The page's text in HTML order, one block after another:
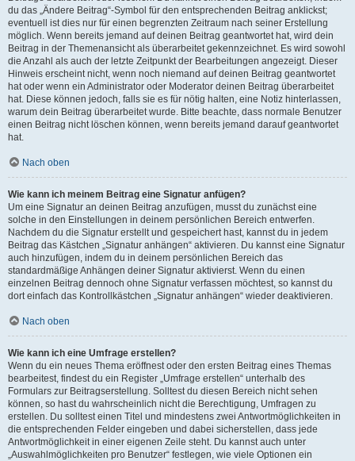
du das „Ändere Beitrag“-Symbol für den entsprechenden Beitrag anklickst;
eventuell ist dies nur für einen begrenzten Zeitraum nach seiner Erstellung
möglich. Wenn bereits jemand auf deinen Beitrag geantwortet hat, wird dein
Beitrag in der Themenansicht als überarbeitet gekennzeichnet. Es wird sowohl
die Anzahl als auch der letzte Zeitpunkt der Bearbeitungen angezeigt. Dieser
Hinweis erscheint nicht, wenn noch niemand auf deinen Beitrag geantwortet
hat oder wenn ein Administrator oder Moderator deinen Beitrag überarbeitet
hat. Diese können jedoch, falls sie es für nötig halten, eine Notiz hinterlassen,
warum dein Beitrag überarbeitet wurde. Bitte beachte, dass normale Benutzer
einen Beitrag nicht löschen können, wenn bereits jemand darauf geantwortet
hat.
Nach oben
Wie kann ich meinem Beitrag eine Signatur anfügen?
Um eine Signatur an deinen Beitrag anzufügen, musst du zunächst eine
solche in den Einstellungen in deinem persönlichen Bereich entwerfen.
Nachdem du die Signatur erstellt und gespeichert hast, kannst du in jedem
Beitrag das Kästchen „Signatur anhängen“ aktivieren. Du kannst eine Signatur
auch hinzufügen, indem du in deinem persönlichen Bereich das
standardmäßige Anhängen deiner Signatur aktivierst. Wenn du einen
einzelnen Beitrag dennoch ohne Signatur verfassen möchtest, so kannst du
dort einfach das Kontrollkästchen „Signatur anhängen“ wieder deaktivieren.
Nach oben
Wie kann ich eine Umfrage erstellen?
Wenn du ein neues Thema eröffnest oder den ersten Beitrag eines Themas
bearbeitest, findest du ein Register „Umfrage erstellen“ unterhalb des
Formulars zur Beitragserstellung. Solltest du diesen Bereich nicht sehen
können, so hast du wahrscheinlich nicht die Berechtigung, Umfragen zu
erstellen. Du solltest einen Titel und mindestens zwei Antwortmöglichkeiten in
die entsprechenden Felder eingeben und dabei sicherstellen, dass jede
Antwortmöglichkeit in einer eigenen Zeile steht. Du kannst auch unter
„Auswahlmöglichkeiten pro Benutzer“ festlegen, wie viele Optionen ein